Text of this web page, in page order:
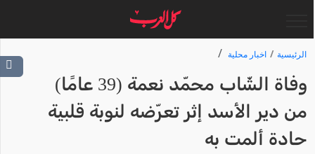
الرئيسية اخبار محلية
وفاة الشّاب محمّد نعمة (39 عامًا)
من دير الأسد إثر تعرّضه لنوبة قلبية
حادة ألمت به